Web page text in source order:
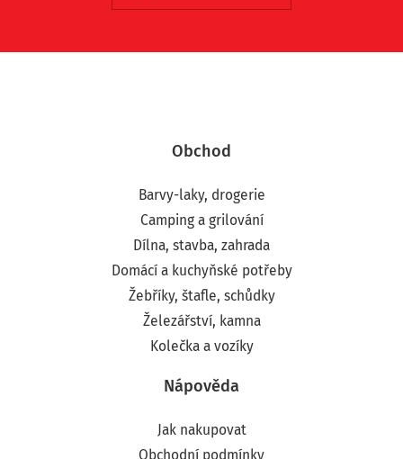
Obchod
Barvy-laky, drogerie
Camping a grilování
Dílna, stavba, zahrada
Domácí a kuchyňské potřeby
Žebříky, štafle, schůdky
Železářství, kamna
Kolečka a vozíky
Nápověda
Jak nakupovat
Obchodní podmínky